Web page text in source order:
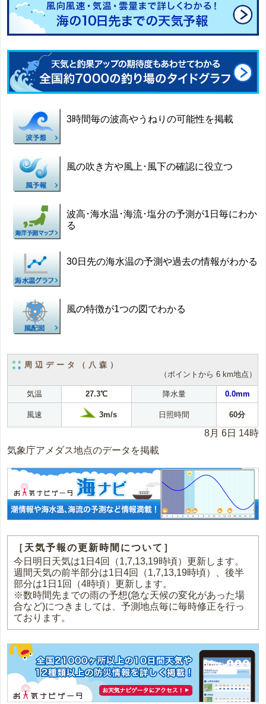
3時間毎の波高やうねりの可能性を掲載
風の吹き方や風上･風下の確認に役立つ
波高･海水温･海流･塩分の予測が1日毎にわか
る
30日先の海水温の予測や過去の情報がわかる
風の特徴が1つの図でわかる
周辺データ（八森）
（ポイントから 6 km地点）
気温 27.3℃ 降水量 0.0mm
風速 3m/s 日照時間 60分
8月 6日 14時
気象庁アメダス地点のデータを掲載
［天気予報の更新時間について］
今日明日天気は1日4回（1,7,13,19時頃）更新します。
週間天気の前半部分は1日4回（1,7,13,19時頃）、後半
部分は1日1回（4時頃）更新します。
※数時間先までの雨の予想(急な天候の変化があった場
合など)につきましては、予測地点毎に毎時修正を行っ
ております。